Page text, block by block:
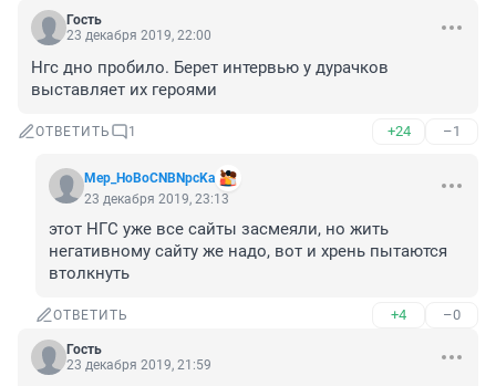
Гость
23 декабря 2019, 22:00
Нгс дно пробило. Берет интервью у дурачков
выставляет их героями
ОТВЕТИТЬ 1 +24 –1
Mep_HoBoCNBNpcKa
23 декабря 2019, 23:13
этот НГС уже все сайты засмеяли, но жить
негативному сайту же надо, вот и хрень пытаются
втолкнуть
ОТВЕТИТЬ +4 –0
Гость
23 декабря 2019, 21:59